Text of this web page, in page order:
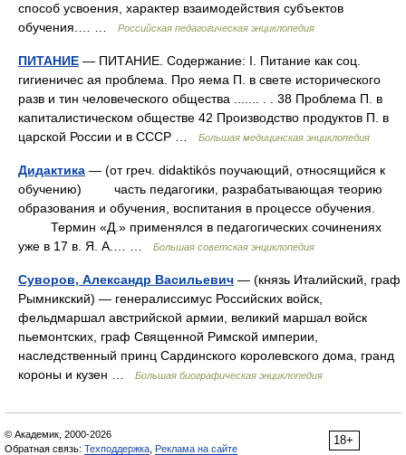
способ усвоения, характер взаимодействия субъектов
обучения.… …
Российская педагогическая энциклопедия
ПИТАНИЕ — ПИТАНИЕ. Содержание: I. Питание как соц.
гигиеничес ая проблема. Про яема П. в свете исторического
разв и тин человеческого общества ....... . . 38 Проблема П. в
капиталистическом обществе 42 Производство продуктов П. в
царской России и в СССР …
Большая медицинская энциклопедия
Дидактика — (от греч. didaktikós поучающий, относящийся к
обучению) часть педагогики, разрабатывающая теорию
образования и обучения, воспитания в процессе обучения.
Термин «Д.» применялся в педагогических сочинениях
уже в 17 в. Я. А.… …
Большая советская энциклопедия
Суворов, Александр Васильевич — (князь Италийский, граф
Рымникский) — генералиссимус Российских войск,
фельдмаршал австрийской армии, великий маршал войск
пьемонтских, граф Священной Римской империи,
наследственный принц Сардинского королевского дома, гранд
короны и кузен …
Большая биографическая энциклопедия
18+
© Академик, 2000-2026
Обратная связь: Техподдержка Реклама на сайте